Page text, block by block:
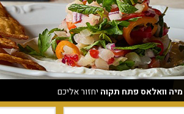
מיה וואלאס פתח תקוה יחזור אליכם